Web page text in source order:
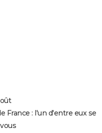
France : l'un d'entre eux se